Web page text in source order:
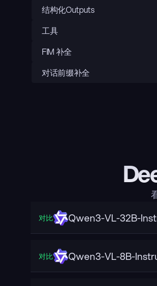
结构化Outputs
工具
FIM 补全
对话前缀补全
对比 Qwen3-VL-32B-
对比 Qwen3-VL-8B-